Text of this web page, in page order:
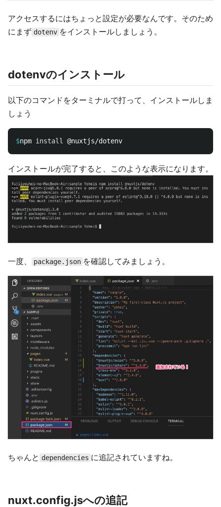
アクセスするにはちょっと設定が必要なんです。そのため
にまず dotenv をインストールしましょう。
dotenvのインストール
以下のコマンドをターミナルで打って、インストールしま
しょう
$npm install
インストールが完了すると、このような表示になります。
一度、 package.json を確認してみましょう。
ちゃんと dependencies に追記されていますね。
nuxt.config.jsへの追記